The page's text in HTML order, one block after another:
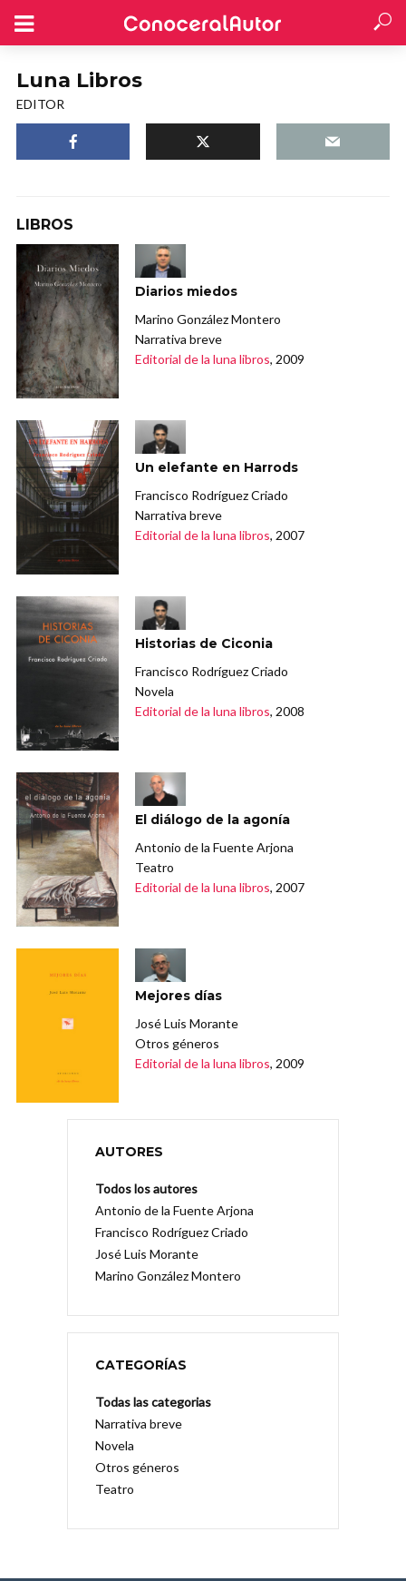
Luna Libros
EDITOR
LIBROS
Diarios miedos
Marino González Montero
Narrativa breve
Editorial de la luna libros, 2009
Un elefante en Harrods
Francisco Rodríguez Criado
Narrativa breve
Editorial de la luna libros, 2007
Historias de Ciconia
Francisco Rodríguez Criado
Novela
Editorial de la luna libros, 2008
El diálogo de la agonía
Antonio de la Fuente Arjona
Teatro
Editorial de la luna libros, 2007
Mejores días
José Luis Morante
Otros géneros
Editorial de la luna libros, 2009
AUTORES
Todos los autores
Antonio de la Fuente Arjona
Francisco Rodríguez Criado
José Luis Morante
Marino González Montero
CATEGORÍAS
Todas las categorias
Narrativa breve
Novela
Otros géneros
Teatro